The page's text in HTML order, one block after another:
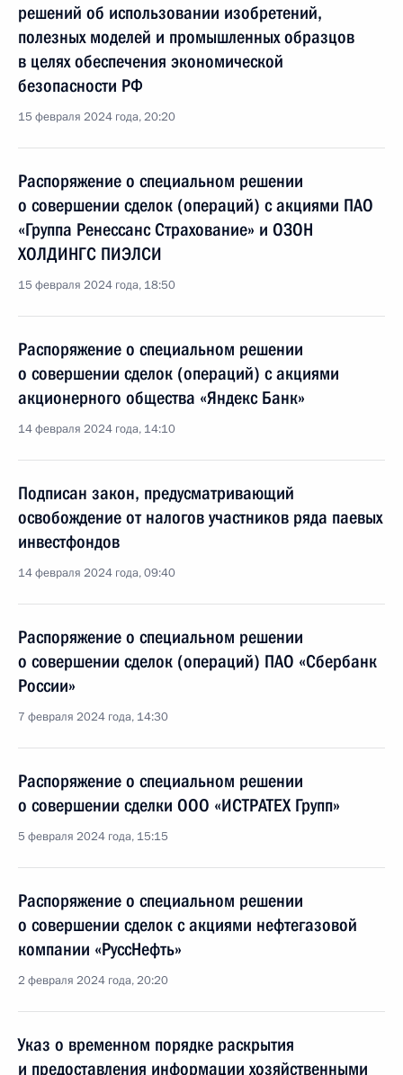
решений об использовании изобретений,
полезных моделей и промышленных образцов
в целях обеспечения экономической
безопасности РФ
15 февраля 2024 года, 20:20
Распоряжение о специальном решении
о совершении сделок (операций) с акциями ПАО
«Группа Ренессанс Страхование» и ОЗОН
ХОЛДИНГС ПИЭЛСИ
15 февраля 2024 года, 18:50
Распоряжение о специальном решении
о совершении сделок (операций) с акциями
акционерного общества «Яндекс Банк»
14 февраля 2024 года, 14:10
Подписан закон, предусматривающий
освобождение от налогов участников ряда паевых
инвестфондов
14 февраля 2024 года, 09:40
Распоряжение о специальном решении
о совершении сделок (операций) ПАО «Сбербанк
России»
7 февраля 2024 года, 14:30
Распоряжение о специальном решении
о совершении сделки ООО «ИСТРАТЕХ Групп»
5 февраля 2024 года, 15:15
Распоряжение о специальном решении
о совершении сделок с акциями нефтегазовой
компании «РуссНефть»
2 февраля 2024 года, 20:20
Указ о временном порядке раскрытия
и предоставления информации хозяйственными